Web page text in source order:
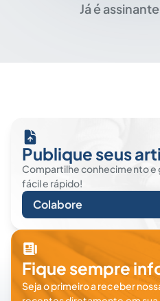
Já é
Publique seus
Compartilhe conhecimento e
fácil e rápido!
Colabore
Fique sempre
Seja o primeiro a receber